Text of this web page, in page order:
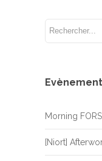
Morning
[Niort]